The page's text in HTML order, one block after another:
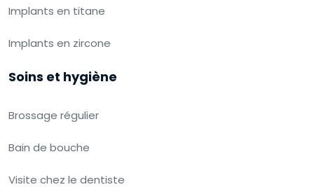
Implants en titane
Implants en zircone
Soins et hygiène
Brossage régulier
Bain de bouche
Visite chez le dentiste